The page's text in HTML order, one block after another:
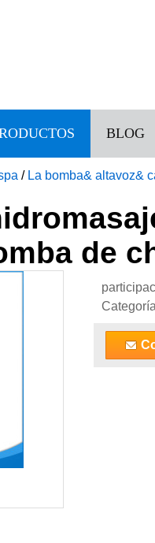
BLOG
/ La bomba& altavoz&
de